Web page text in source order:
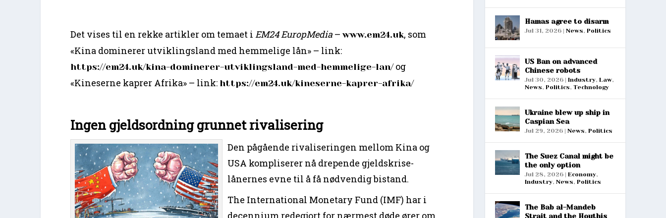
Det vises til en rekke artikler om temaet i EM24 EuropMedia –www.em24.uk, som
«Kina dominerer utviklingsland med hemmelige lån» – link:
https://em24.uk/kina-dominerer-utviklingsland-med-hemmelige-lan/og
«Kineserne kaprer Afrika» – link: https://em24.uk/kineserne-kaprer-afrika/
Ingen gjeldsordning grunnet rivalisering
Den pågående rivaliseringen mellom Kina og
USA kompliserer nå drepende gjeldskrise-
lånernes evne til å få nødvendig bistand.
The International Monetary Fund (IMF) har i
decennium redegjort for nærmest døde ører om
Hamas agree to disarm
Jul 31, 2026| News, Politics
US Ban on advanced
Chinese robots
Jul 30, 2026| Industry, Law,
News, Politics, Technology
Ukraine blew up ship in
Caspian Sea
Jul 29, 2026| News, Politics
The Suez Canal might be
the only option
Jul 28, 2026| Economy,
Industry, News, Politics
The Bab al-Mandeb
Strait and the Houthis